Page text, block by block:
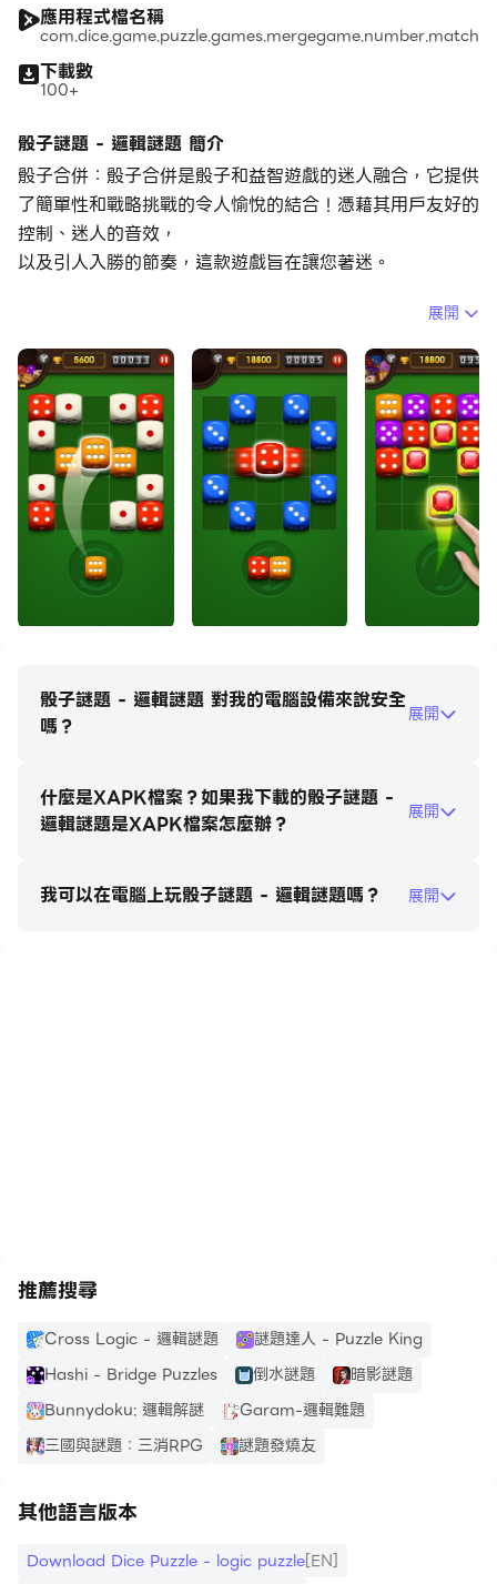
應用程式檔名稱
com.dice.game.puzzle.games.mergegame.number.match
下載數
100+
骰子謎題 - 邏輯謎題 簡介
骰子合併：骰子合併是骰子和益智遊戲的迷人融合，它提供
了簡單性和戰略挑戰的令人愉悅的結合！憑藉其用戶友好的
控制、迷人的音效，
以及引人入勝的節奏，這款遊戲旨在讓您著迷。
經典的 Dice Merge 也引入了創新的 MERGE 遊戲玩法。
將棋盤上相同的骰子合併成新的骰子。
一次合併更多骰子會觸發令人著迷的合併動畫並附帶獎勵積
分。獲得高分的關鍵在於你的邏輯能力和佈局策略。
透過這款令人興奮的骰子益智遊戲挑戰您的智商並鍛鍊您的
大腦！
如何玩骰子益智遊戲：
- 只有相同數字的骰子才能合併。
-策略佈局至關重要；多次合併會帶來更高的分數。
- 超級道具可以幫助你獲得更高的分數。
骰子益智遊戲特色：
- 遊戲玩法簡單，易學但難精通！具有挑戰性，非常適合消
-完全免費：本遊戲是一款完全免費的比賽遊戲！
Dice Merge 是一款經典的衝動腦訓練遊戲，或是一款經
典的邏輯益智遊戲！無論您是想放鬆、消磨時間還是激發思
維，Dice Merge 都是完美的伴侶。
它隨時為您服務，準備消除無聊，提供輕鬆、振奮的體驗。
展開
骰子謎題 - 邏輯謎題 對我的電腦設備來說安全
嗎？
展開
什麼是XAPK檔案？如果我下載的骰子謎題 -
邏輯謎題是XAPK檔案怎麼辦？
展開
我可以在電腦上玩骰子謎題 - 邏輯謎題嗎？ 展開
推薦搜尋
Cross Logic - 邏輯謎題
謎題達人 - Puzzle King
Hashi - Bridge Puzzles
倒水謎題
暗影謎題
Bunnydoku: 邏輯解謎
Garam-邏輯難題
三國與謎題：三消RPG
謎題發燒友
其他語言版本
Download Dice Puzzle - logic puzzle[EN]